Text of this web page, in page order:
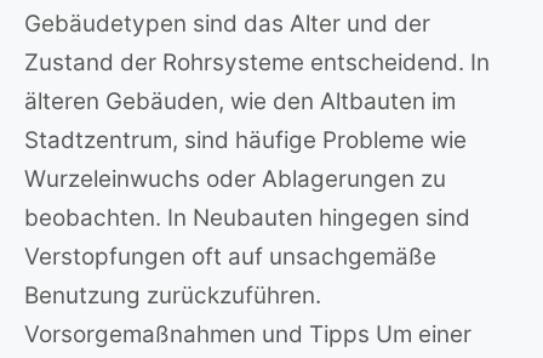
Gebäudetypen sind das Alter und der
Zustand der Rohrsysteme entscheidend. In
älteren Gebäuden, wie den Altbauten im
Stadtzentrum, sind häufige Probleme wie
Wurzeleinwuchs oder Ablagerungen zu
beobachten. In Neubauten hingegen sind
Verstopfungen oft auf unsachgemäße
Benutzung zurückzuführen.
Vorsorgemaßnahmen und Tipps Um einer